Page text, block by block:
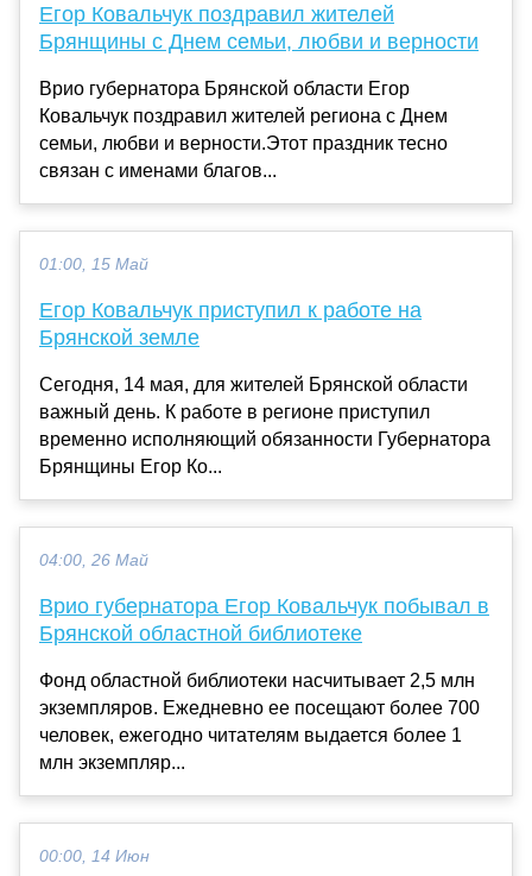
Егор Ковальчук поздравил жителей
Брянщины с Днем семьи, любви и верности
Врио губернатора Брянской области Егор
Ковальчук поздравил жителей региона с Днем
семьи, любви и верности.Этот праздник тесно
связан с именами благов...
01:00, 15 Май
Егор Ковальчук приступил к работе на
Брянской земле
Сегодня, 14 мая, для жителей Брянской области
важный день. К работе в регионе приступил
временно исполняющий обязанности Губернатора
Брянщины Егор Ко...
04:00, 26 Май
Врио губернатора Егор Ковальчук побывал в
Брянской областной библиотеке
Фонд областной библиотеки насчитывает 2,5 млн
экземпляров. Ежедневно ее посещают более 700
человек, ежегодно читателям выдается более 1
млн экземпляр...
00:00, 14 Июн